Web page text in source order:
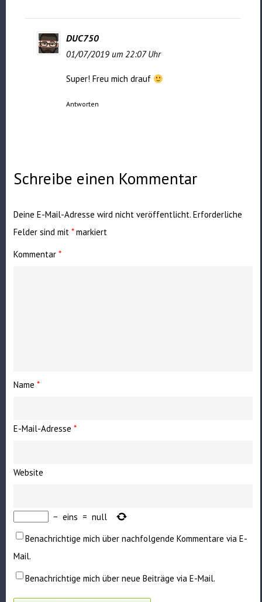
DUC750
01/07/2019 um 22:07 Uhr
Super! Freu mich drauf
Antworten
Schreibe einen Kommentar
Deine E-Mail-Adresse wird nicht veröffentlicht. Erforderliche
Felder sind mit*markiert
Kommentar*
Name*
E-Mail-Adresse*
Website
− eins = null
Benachrichtige mich über nachfolgende Kommentare via E-
Mail.
Benachrichtige mich über neue Beiträge via E-Mail.